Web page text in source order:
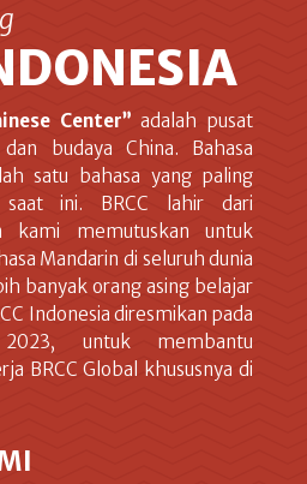
Center” adalah pusat
budaya China. Bahasa
satu bahasa yang paling
saat ini. BRCC lahir dari
kami memutuskan untuk
Mandarin di seluruh dunia
banyak orang asing belajar
Indonesia diresmikan pada
untuk membantu
BRCC Global khususnya di